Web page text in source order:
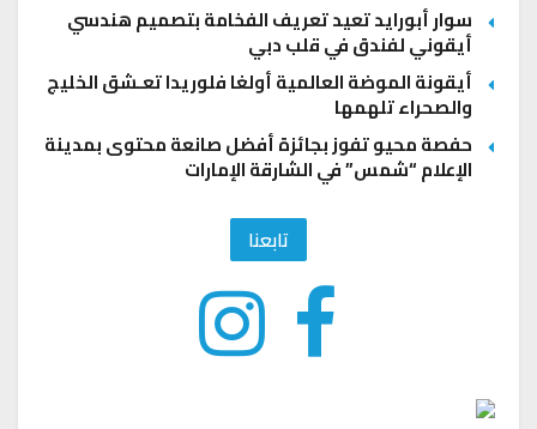
سوار أبورايد تعيد تعريف الفخامة بتصميم هندسي
أيقوني لفندق في قلب دبي
أيقونة الموضة العالمية أولغا فلوريدا تعـشق الخليج
والصحراء تلهمها
حفصة محيو تفوز بجائزة أفضل صانعة محتوى بمدينة
الإعلام “شمس” في الشارقة الإمارات
تابعنا